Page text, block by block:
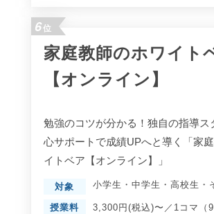
6位
家庭教師のホワイト
【オンライン】
勉強のコツが分かる！独自の指導ス
心サポートで成績UPへと導く「家
イトベア【オンライン】」
対象 小学生 ・ 中学生 ・ 高校生 ・
授業料 3,300円(税込)〜／1コマ（